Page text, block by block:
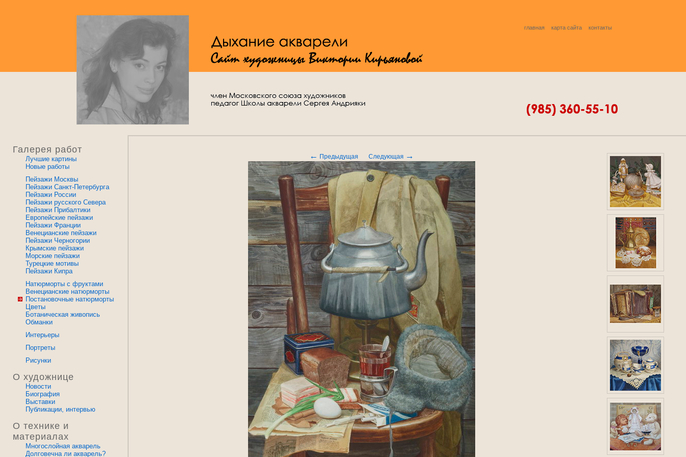
главная карта сайта контакты
Галерея работ
Лучшие картины
Новые работы
Пейзажи Москвы
Пейзажи Санкт-Петербурга
Пейзажи России
Пейзажи русского Севера
Пейзажи Прибалтики
Европейские пейзажи
Пейзажи Франции
Венецианские пейзажи
Пейзажи Черногории
Крымские пейзажи
Морские пейзажи
Турецкие мотивы
Пейзажи Кипра
Натюрморты с фруктами
Венецианские натюрморты
Постановочные натюрморты
Цветы
Ботаническая живопись
Обманки
Интерьеры
Портреты
Рисунки
О художнице
Новости
Биография
Выставки
Публикации, интервью
О технике и
материалах
Многослойная акварель
Долговечна ли акварель?
← Предыдущая Следующая →